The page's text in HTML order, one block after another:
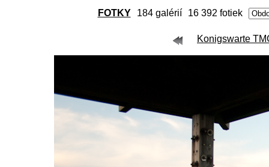
FOTKY 184 galérií 16 392 fotiek
Konigswarte